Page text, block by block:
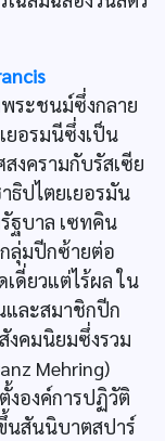
ระชนม์ซึ่งกลาย
ยอรมนีซึ่งเป็น
งครามกับรัสเซีย
ธิปไตยเยอรมัน
ฐบาล เซทคิน
ลุ่มปีกซ้ายต่อ
ดี่ยวแต่ไร้ผล ใน
ละสมาชิกปีก
คมนิยมซึ่งรวม
Mehring)
งองค์การปฏิวัติ
นสันนิบาตสปาร์